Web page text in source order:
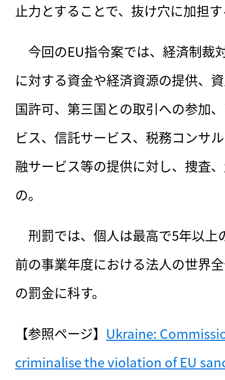
止力とすることで、抜け穴に加担
今回のEU指令案では、経済制裁
に対する資金や経済資源の提供、
国許可、第三国との取引への参加
ビス、信託サービス、税務コンサ
融サービス等の提供に対し、捜査
の。
刑罰では、個人は最高で5年以上
前の事業年度における法人の世界
の罰金に科す。
【参照ページ】 Ukraine:
criminalise the violation of EU